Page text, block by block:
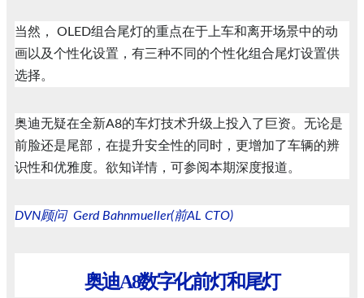
当然， OLED组合尾灯的重点在于上车和离开场景中的动
画以及个性化设置，有三种不同的个性化组合尾灯设置供
选择。
奥迪无疑在全新A8的车灯技术升级上投入了巨资。无论是
前脸还是尾部，在提升安全性的同时，更增加了车辆的辨
识性和优雅度。欲知详情，可参阅本期深度报道。
DVN顾问 Gerd Bahnmueller(前AL CTO)
奥迪A8数字化前灯和尾灯